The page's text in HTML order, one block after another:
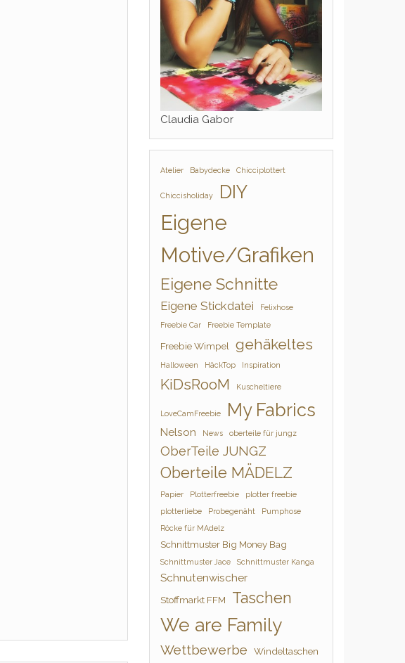
Claudia Gabor
Atelier Babydecke Chicciplottert
Chiccisholiday DIY
Eigene
Motive/Grafiken
Eigene Schnitte
Eigene Stickdatei Felixhose
Freebie Car Freebie Template
Freebie Wimpel gehäkeltes
Halloween HäckTop Inspiration
KiDsRooM Kuscheltiere
LoveCamFreebie My Fabrics
Nelson News oberteile für jungz
OberTeile JUNGZ
Oberteile MÄDELZ
Papier Plotterfreebie
plotter freebie
plotterliebe
Probegenäht
Pumphose
Röcke für MAdelz
Schnittmuster Big Money Bag
Schnittmuster Jace Schnittmuster Kanga
Schnutenwischer
Stoffmarkt FFM Taschen
We are Family
Wettbewerbe Windeltaschen